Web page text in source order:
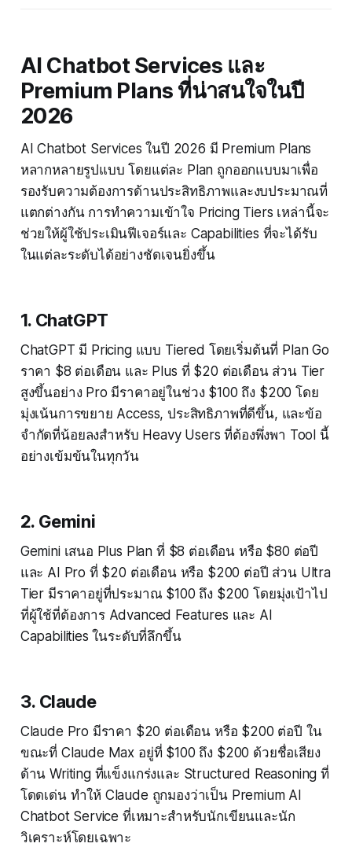
AI Chatbot Services และ
Premium Plans ที่น่าสนใจในปี
2026
AI Chatbot Services ในปี 2026 มี Premium Plans
หลากหลายรูปแบบ โดยแต่ละ Plan ถูกออกแบบมาเพื่อ
รองรับความต้องการด้านประสิทธิภาพและงบประมาณที่
แตกต่างกัน การทำความเข้าใจ Pricing Tiers เหล่านี้จะ
ช่วยให้ผู้ใช้ประเมินฟีเจอร์และ Capabilities ที่จะได้รับ
ในแต่ละระดับได้อย่างชัดเจนยิ่งขึ้น
1. ChatGPT
ChatGPT มี Pricing แบบ Tiered โดยเริ่มต้นที่ Plan Go
ราคา $8 ต่อเดือน และ Plus ที่ $20 ต่อเดือน ส่วน Tier
สูงขึ้นอย่าง Pro มีราคาอยู่ในช่วง $100 ถึง $200 โดย
มุ่งเน้นการขยาย Access, ประสิทธิภาพที่ดีขึ้น, และข้อ
จำกัดที่น้อยลงสำหรับ Heavy Users ที่ต้องพึ่งพา Tool นี้
อย่างเข้มข้นในทุกวัน
2. Gemini
Gemini เสนอ Plus Plan ที่ $8 ต่อเดือน หรือ $80 ต่อปี
และ AI Pro ที่ $20 ต่อเดือน หรือ $200 ต่อปี ส่วน Ultra
Tier มีราคาอยู่ที่ประมาณ $100 ถึง $200 โดยมุ่งเป้าไป
ที่ผู้ใช้ที่ต้องการ Advanced Features และ AI
Capabilities ในระดับที่ลึกขึ้น
3. Claude
Claude Pro มีราคา $20 ต่อเดือน หรือ $200 ต่อปี ใน
ขณะที่ Claude Max อยู่ที่ $100 ถึง $200 ด้วยชื่อเสียง
ด้าน Writing ที่แข็งแกร่งและ Structured Reasoning ที่
โดดเด่น ทำให้ Claude ถูกมองว่าเป็น Premium AI
Chatbot Service ที่เหมาะสำหรับนักเขียนและนัก
วิเคราะห์โดยเฉพาะ